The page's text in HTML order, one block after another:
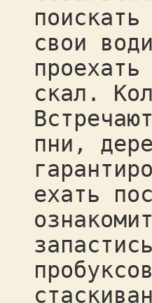
свои
скал.
пни,
ехать